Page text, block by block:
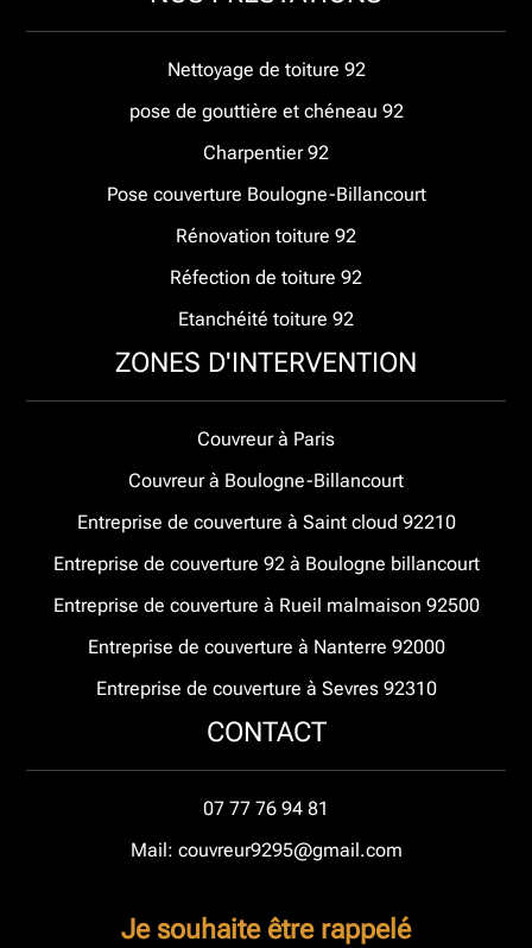
Nettoyage de toiture 92
pose de gouttière et chéneau 92
Charpentier 92
Pose couverture Boulogne-Billancourt
Rénovation toiture 92
Réfection de toiture 92
Etanchéité toiture 92
ZONES D'INTERVENTION
Couvreur à Paris
Couvreur à Boulogne-Billancourt
Entreprise de couverture à Saint cloud 92210
Entreprise de couverture 92 à Boulogne billancourt
Entreprise de couverture à Rueil malmaison 92500
Entreprise de couverture à Nanterre 92000
Entreprise de couverture à Sevres 92310
CONTACT
07 77 76 94 81
Mail: couvreur9295@gmail.com
Je souhaite être rappelé